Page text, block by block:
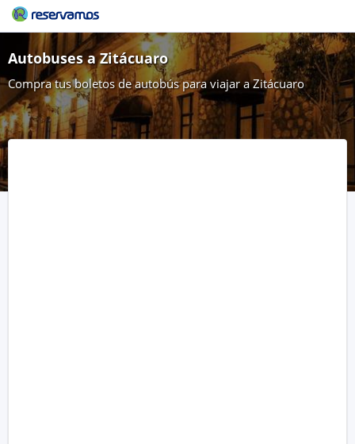
Autobuses a Zitácuaro
Compra tus boletos de autobús para viajar a Zitácuaro